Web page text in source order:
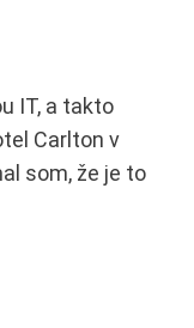
IT, a takto
Carlton v
som, že je to